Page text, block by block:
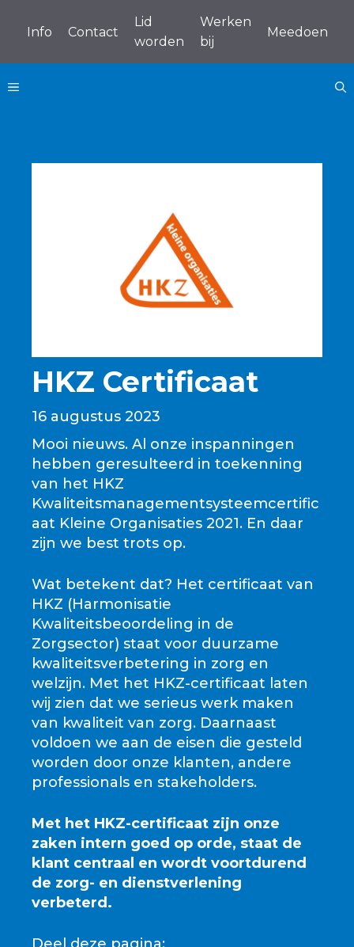
naar
inhoud
Info Contact
Lid
worden
Werken
bij
Meedoen
MENU
HKZ Certificaat
16 augustus 2023
Mooi nieuws. Al onze inspanningen
hebben geresulteerd in toekenning
van het HKZ
Kwaliteitsmanagementsysteemcertific
aat Kleine Organisaties 2021. En daar
zijn we best trots op.
Wat betekent dat? Het certificaat van
HKZ (Harmonisatie
Kwaliteitsbeoordeling in de
Zorgsector) staat voor duurzame
kwaliteitsverbetering in zorg en
welzijn. Met het HKZ-certificaat laten
wij zien dat we serieus werk maken
van kwaliteit van zorg. Daarnaast
voldoen we aan de eisen die gesteld
worden door onze klanten, andere
professionals en stakeholders.
Met het HKZ-certificaat zijn onze
zaken intern goed op orde, staat de
klant centraal en wordt voortdurend
de zorg- en dienstverlening
verbeterd.